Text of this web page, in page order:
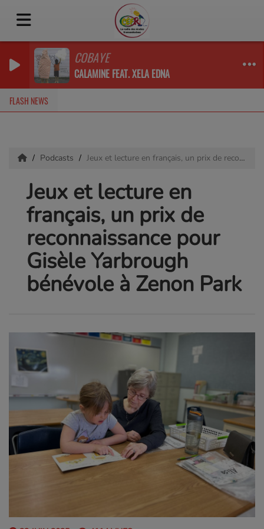
COBAYE
CALAMINE FEAT. XELA EDNA
FLASH NEWS
Podcasts Jeux et lecture en français, un prix de reconnaissance pour Gisèle Yarbrough bénévole à Zenon Park
Jeux et lecture en
français, un prix de
reconnaissance pour
Gisèle Yarbrough
bénévole à Zenon Park